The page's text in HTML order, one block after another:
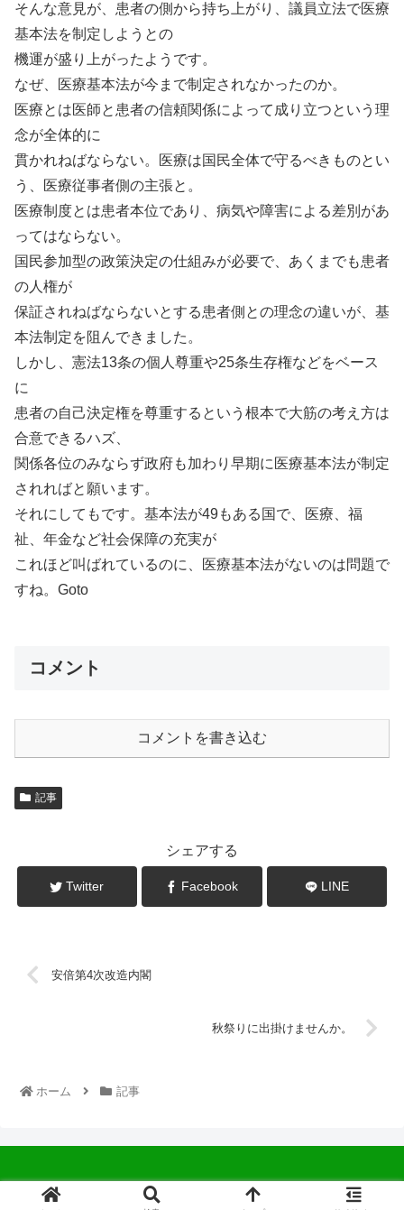
そんな意見が、患者の側から持ち上がり、議員立法で医療
基本法を制定しようとの
機運が盛り上がったようです。
なぜ、医療基本法が今まで制定されなかったのか。
医療とは医師と患者の信頼関係によって成り立つという理
念が全体的に
貫かれねばならない。医療は国民全体で守るべきものとい
う、医療従事者側の主張と。
医療制度とは患者本位であり、病気や障害による差別があ
ってはならない。
国民参加型の政策決定の仕組みが必要で、あくまでも患者
の人権が
保証されねばならないとする患者側との理念の違いが、基
本法制定を阻んできました。
しかし、憲法13条の個人尊重や25条生存権などをベース
に
患者の自己決定権を尊重するという根本で大筋の考え方は
合意できるハズ、
関係各位のみならず政府も加わり早期に医療基本法が制定
されればと願います。
それにしてもです。基本法が49もある国で、医療、福
祉、年金など社会保障の充実が
これほど叫ばれているのに、医療基本法がないのは問題で
すね。Goto
コメント
コメントを書き込む
記事
シェアする
Twitter Facebook LINE
安倍第4次改造内閣
秋祭りに出掛けませんか。
ホーム 記事
© 2022 中広会長ブログ.